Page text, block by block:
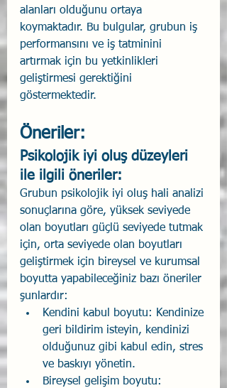
alanları olduğunu ortaya
koymaktadır. Bu bulgular, grubun iş
performansını ve iş tatminini
artırmak için bu yetkinlikleri
geliştirmesi gerektiğini
göstermektedir.
Öneriler:
Psikolojik iyi oluş düzeyleri
ile ilgili öneriler:
Grubun psikolojik iyi oluş hali analizi
sonuçlarına göre, yüksek seviyede
olan boyutları güçlü seviyede tutmak
için, orta seviyede olan boyutları
geliştirmek için bireysel ve kurumsal
boyutta yapabileceğiniz bazı öneriler
şunlardır:
Kendini kabul boyutu: Kendinize
geri bildirim isteyin, kendinizi
olduğunuz gibi kabul edin, stres
ve baskıyı yönetin.
Bireysel gelişim boyutu: